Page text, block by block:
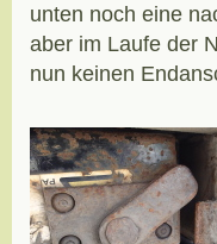
unten noch eine
aber im Laufe der
nun keinen